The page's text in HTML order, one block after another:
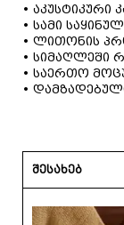
• აკუსტიკური
• სამი
• ლითონის
• სიმაღლეში
• საერთო
•
შესახებ